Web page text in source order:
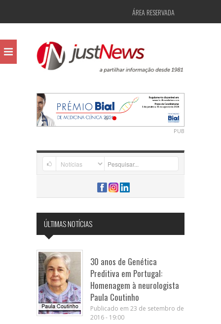
ÁREA RESERVADA
PUB
ÚLTIMAS NOTÍCIAS
30 anos de Genética
Preditiva em Portugal:
Homenagem à neurologista
Paula Coutinho
Publicado em 23 de setembro de
2016 - 19:00